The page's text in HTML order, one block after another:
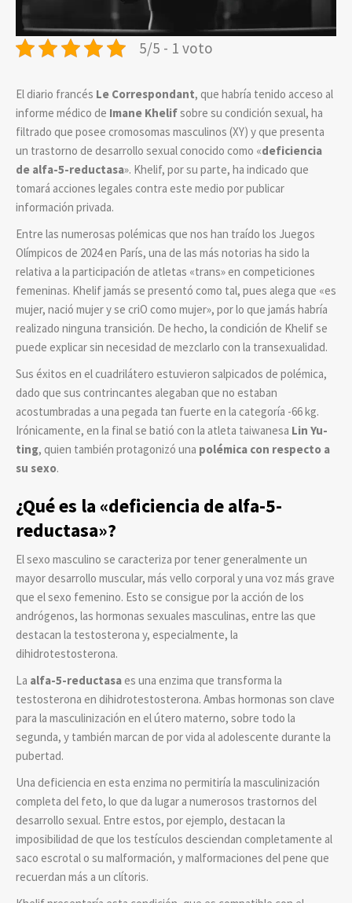
5/5 - 1 voto
El diario francés Le Correspondant, que habría tenido acceso al
informe médico de Imane Khelifsobre su condición sexual, ha
filtrado que posee cromosomas masculinos (XY) y que presenta
un trastorno de desarrollo sexual conocido como «deficiencia
de alfa-5-reductasa». Khelif, por su parte, ha indicado que
tomará acciones legales contra este medio por publicar
información privada.
Entre las numerosas polémicas que nos han traído los Juegos
Olímpicos de 2024 en París, una de las más notorias ha sido la
relativa a la participación de atletas «trans» en competiciones
femeninas. Khelif jamás se presentó como tal, pues alega que «es
mujer, nació mujer y se criO como mujer», por lo que jamás habría
realizado ninguna transición. De hecho, la condición de Khelif se
puede explicar sin necesidad de mezclarlo con la transexualidad.
Sus éxitos en el cuadrilátero estuvieron salpicados de polémica,
dado que sus contrincantes alegaban que no estaban
acostumbradas a una pegada tan fuerte en la categoría -66 kg.
Irónicamente, en la final se batió con la atleta taiwanesa Lin Yu-
ting, quien también protagonizó una polémica con respecto a
su sexo.
¿Qué es la «deficiencia de alfa-5-
reductasa»?
El sexo masculino se caracteriza por tener generalmente un
mayor desarrollo muscular, más vello corporal y una voz más grave
que el sexo femenino. Esto se consigue por la acción de los
andrógenos, las hormonas sexuales masculinas, entre las que
destacan la testosterona y, especialmente, la
dihidrotestosterona.
La alfa-5-reductasaes una enzima que transforma la
testosterona en dihidrotestosterona. Ambas hormonas son clave
para la masculinización en el útero materno, sobre todo la
segunda, y también marcan de por vida al adolescente durante la
pubertad.
Una deficiencia en esta enzima no permitiría la masculinización
completa del feto, lo que da lugar a numerosos trastornos del
desarrollo sexual. Entre estos, por ejemplo, destacan la
imposibilidad de que los testículos desciendan completamente al
saco escrotal o su malformación, y malformaciones del pene que
recuerdan más a un clítoris.